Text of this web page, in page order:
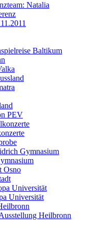
Natalia
Baltikum
PEV
Gymnasium
Osno
Universität
Universität
Heilbronn